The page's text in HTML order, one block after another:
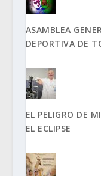
ASAMBLEA
DEPORTIVA DE
EL PELIGRO DE
EL ECLIPSE